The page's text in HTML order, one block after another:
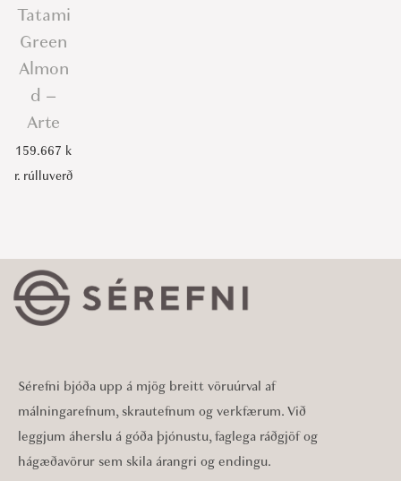
Tatami
Green
Almon
d –
Arte
159.667 k
r. rúlluverð
Sérefni bjóða upp á mjög breitt vöruúrval af
málningarefnum, skrautefnum og verkfærum. Við
leggjum áherslu á góða þjónustu, faglega ráðgjöf og
hágæðavörur sem skila árangri og endingu.